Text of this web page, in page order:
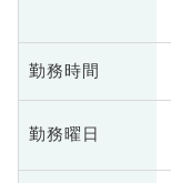
勤務時間
勤務曜日